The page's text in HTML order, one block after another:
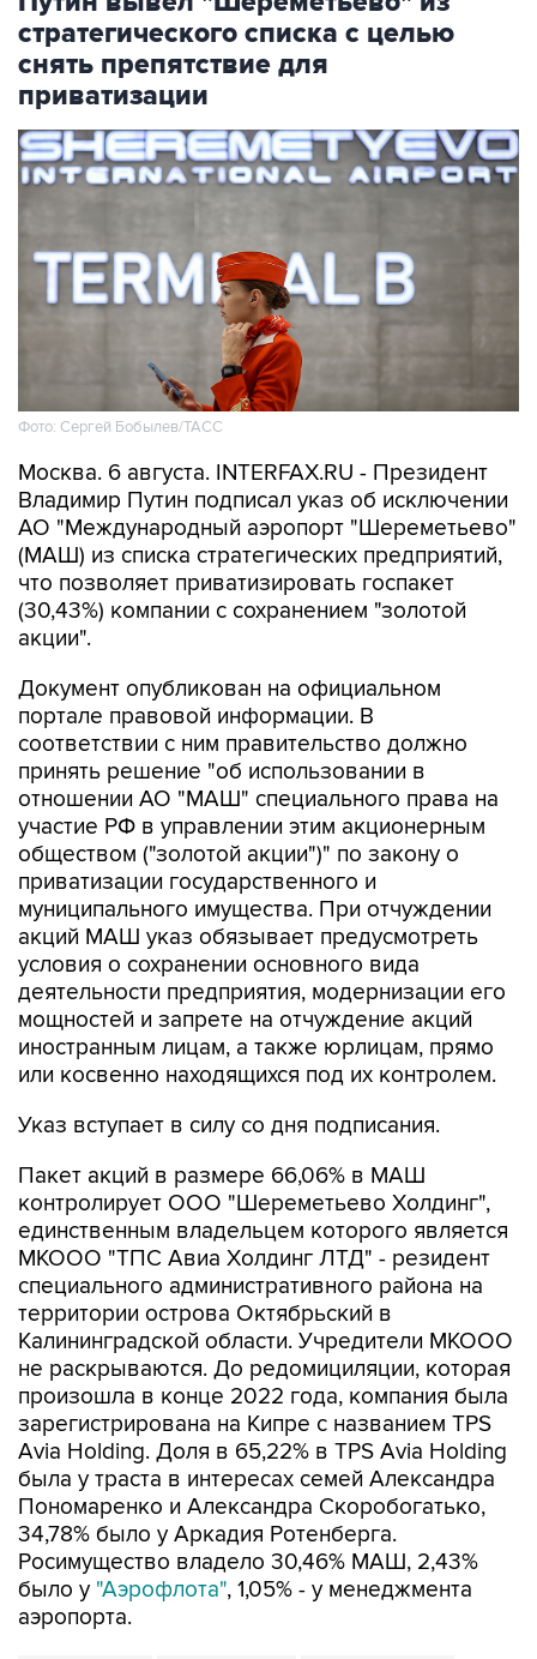
стратегического списка с целью
снять препятствие для
приватизации
Фото: Сергей Бобылев/ТАСС
Москва. 6 августа. INTERFAX.RU - Президент
Владимир Путин подписал указ об исключении
АО "Международный аэропорт "Шереметьево"
(МАШ) из списка стратегических предприятий,
что позволяет приватизировать госпакет
(30,43%) компании с сохранением "золотой
акции".
Документ опубликован на официальном
портале правовой информации. В
соответствии с ним правительство должно
принять решение "об использовании в
отношении АО "МАШ" специального права на
участие РФ в управлении этим акционерным
обществом ("золотой акции")" по закону о
приватизации государственного и
муниципального имущества. При отчуждении
акций МАШ указ обязывает предусмотреть
условия о сохранении основного вида
деятельности предприятия, модернизации его
мощностей и запрете на отчуждение акций
иностранным лицам, а также юрлицам, прямо
или косвенно находящихся под их контролем.
Указ вступает в силу со дня подписания.
Пакет акций в размере 66,06% в МАШ
контролирует ООО "Шереметьево Холдинг",
единственным владельцем которого является
МКООО "ТПС Авиа Холдинг ЛТД" - резидент
специального административного района на
территории острова Октябрьский в
Калининградской области. Учредители МКООО
не раскрываются. До редомициляции, которая
произошла в конце 2022 года, компания была
зарегистрирована на Кипре с названием TPS
Avia Holding. Доля в 65,22% в TPS Avia Holding
была у траста в интересах семей Александра
Пономаренко и Александра Скоробогатько,
34,78% было у Аркадия Ротенберга.
Росимущество владело 30,46% МАШ, 2,43%
было у "Аэрофлота", 1,05% - у менеджмента
аэропорта.